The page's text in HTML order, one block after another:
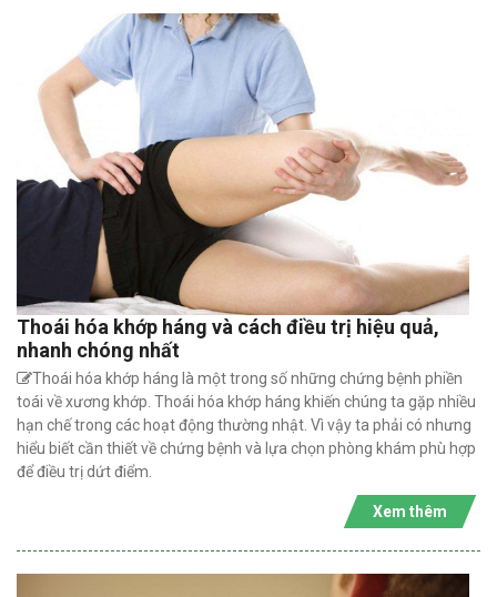
Thoái hóa khớp háng và cách điều trị hiệu quả,
nhanh chóng nhất
Thoái hóa khớp háng là một trong số những chứng bệnh phiền
toái về xương khớp. Thoái hóa khớp háng khiến chúng ta gặp nhiều
hạn chế trong các hoạt động thường nhật. Vì vậy ta phải có nhưng
hiểu biết cần thiết về chứng bệnh và lựa chọn phòng khám phù hợp
để điều trị dứt điểm.
Xem thêm